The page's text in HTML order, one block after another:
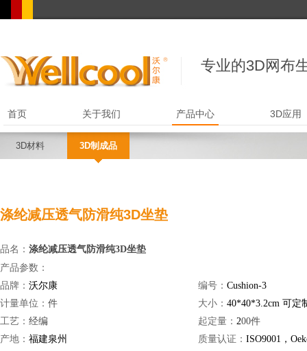
专业的3D网布
首页 关于我们 产品中心 3D应用
3D材料 3D制成品
涤纶减压透气防滑纯3D坐垫
品名： 涤纶减压透气防滑纯3D坐垫
产品参数 ：
品牌： 沃尔康 编号： Cushion-3
计量单位： 件 大小： 40*40*3.2cm 可定
工艺： 经编 起定量： 200件
产地： 福建泉州 质量认证： ISO9001，